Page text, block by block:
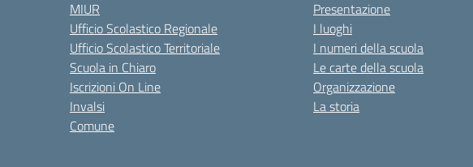
MIUR
Ufficio Scolastico Regionale
Ufficio Scolastico Territoriale
Scuola in Chiaro
Iscrizioni On Line
Invalsi
Comune
Presentazione
I luoghi
I numeri della scuola
Le carte della scuola
Organizzazione
La storia